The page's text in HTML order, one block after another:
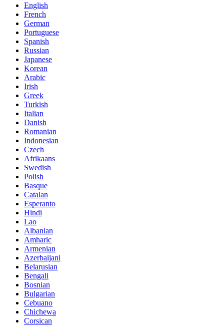
English
French
German
Portuguese
Spanish
Russian
Japanese
Korean
Arabic
Irish
Greek
Turkish
Italian
Danish
Romanian
Indonesian
Czech
Afrikaans
Swedish
Polish
Basque
Catalan
Esperanto
Hindi
Lao
Albanian
Amharic
Armenian
Azerbaijani
Belarusian
Bengali
Bosnian
Bulgarian
Cebuano
Chichewa
Corsican